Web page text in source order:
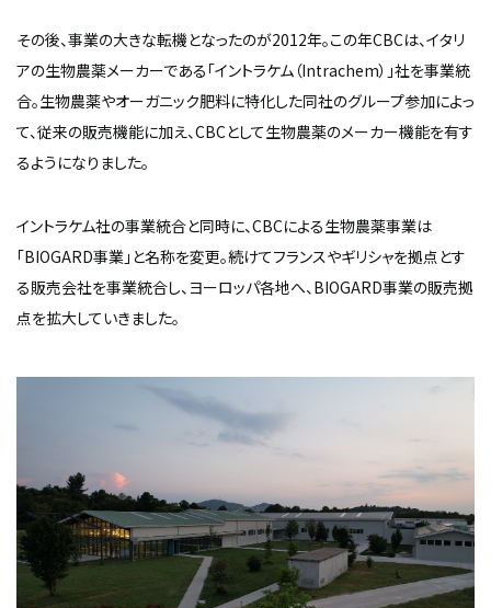
その後、事業の大きな転機となったのが2012年。この年CBCは、イタリ
アの生物農薬メーカーである「イントラケム（Intrachem）」社を事業統
合。生物農薬やオーガニック肥料に特化した同社のグループ参加によっ
て、従来の販売機能に加え、CBCとして生物農薬のメーカー機能を有す
るようになりました。
イントラケム社の事業統合と同時に、CBCによる生物農薬事業は
「BIOGARD事業」と名称を変更。続けてフランスやギリシャを拠点とす
る販売会社を事業統合し、ヨーロッパ各地へ、BIOGARD事業の販売拠
点を拡大していきました。